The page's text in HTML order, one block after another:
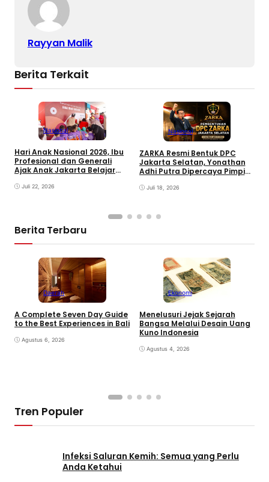
Rayyan Malik
Berita Terkait
Nasional
Hari Anak Nasional 2026, Ibu
Profesional dan Generali
Ajak Anak Jakarta Belajar
Permainan Edukatif
Juli 22, 2026
Nasional
ZARKA Resmi Bentuk DPC
Jakarta Selatan, Yonathan
Adhi Putra Dipercaya Pimpin
Juli 18, 2026
Berita Terbaru
Daerah
A Complete Seven Day Guide
to the Best Experiences in Bali
Agustus 6, 2026
Ekonomi
Menelusuri Jejak Sejarah
Bangsa Melalui Desain Uang
Kuno Indonesia
Agustus 4, 2026
Tren Populer
Infeksi Saluran Kemih: Semua yang Perlu
Anda Ketahui